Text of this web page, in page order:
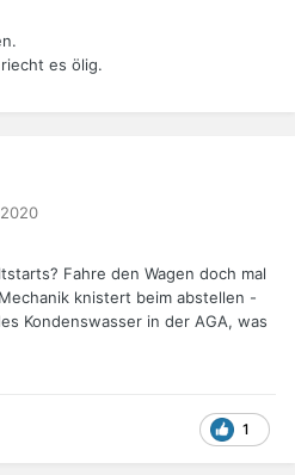
es ölig.
Fahre den Wagen doch mal
knistert beim abstellen -
Kondenswasser in der AGA, was
1